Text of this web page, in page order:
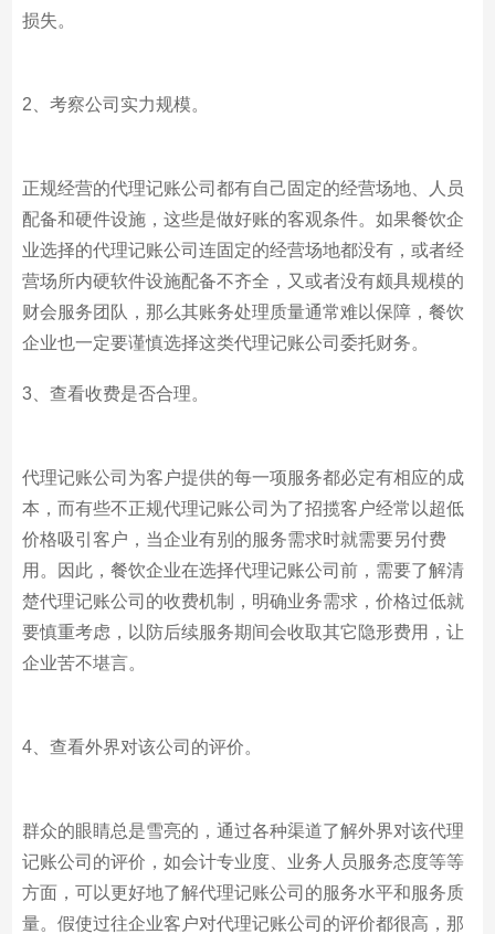
损失。
2、考察公司实力规模。
正规经营的代理记账公司都有自己固定的经营场地、人员
配备和硬件设施，这些是做好账的客观条件。如果餐饮企
业选择的代理记账公司连固定的经营场地都没有，或者经
营场所内硬软件设施配备不齐全，又或者没有颇具规模的
财会服务团队，那么其账务处理质量通常难以保障，餐饮
企业也一定要谨慎选择这类代理记账公司委托财务。
3、查看收费是否合理。
代理记账公司为客户提供的每一项服务都必定有相应的成
本，而有些不正规代理记账公司为了招揽客户经常以超低
价格吸引客户，当企业有别的服务需求时就需要另付费
用。因此，餐饮企业在选择代理记账公司前，需要了解清
楚代理记账公司的收费机制，明确业务需求，价格过低就
要慎重考虑，以防后续服务期间会收取其它隐形费用，让
企业苦不堪言。
4、查看外界对该公司的评价。
群众的眼睛总是雪亮的，通过各种渠道了解外界对该代理
记账公司的评价，如会计专业度、业务人员服务态度等等
方面，可以更好地了解代理记账公司的服务水平和服务质
量。假使过往企业客户对代理记账公司的评价都很高，那